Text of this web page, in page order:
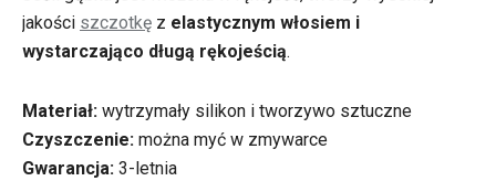
jakości szczotkę z elastycznym włosiem i
wystarczająco długą rękojeścią.
Materiał: wytrzymały silikon i tworzywo sztuczne
Czyszczenie: można myć w zmywarce
Gwarancja: 3-letnia